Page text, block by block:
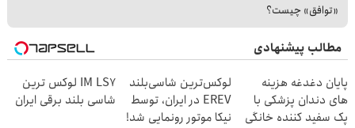
«توافق» چیست؟
مطالب پیشنهادی
پایان دغدغه هزینه
های دندان پزشکی با
پک سفید کننده خانگی
لوکس‌ترین شاسی‌بلند
EREV در ایران، توسط
نیکا موتور رونمایی شد!
IM LS7 لوکس ترین
شاسی بلند برقی ایران